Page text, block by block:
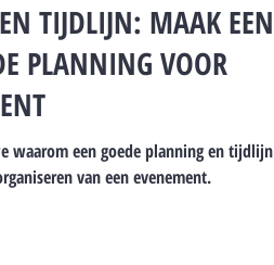
TIJDLIJN: MAAK EEN
PLANNING VOOR
waarom een goede planning en tijdlijn
van een evenement.